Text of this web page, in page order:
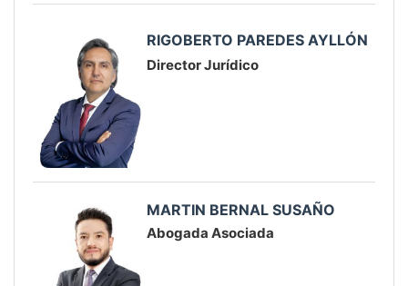
RIGOBERTO PAREDES AYLLÓN
Director Jurídico
MARTIN BERNAL SUSAÑO
Abogada Asociada